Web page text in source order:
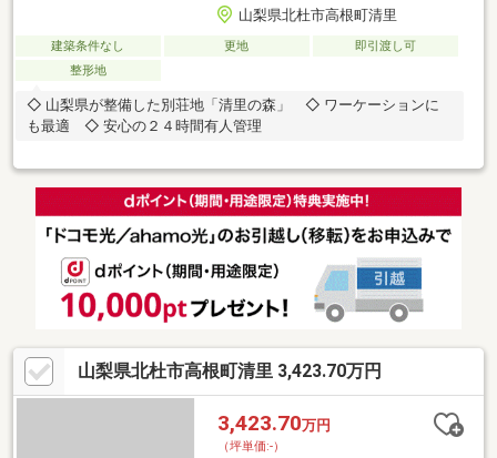
山梨県北杜市高根町清里
建築条件なし 更地
即引渡し可
整形地
◇ 山梨県が整備した別荘地「清里の森」 ◇ ワーケーションに
も最適 ◇ 安心の２４時間有人管理
山梨県北杜市高根町清里 3,423.70万円
3,423.70万円
（坪単価:-）